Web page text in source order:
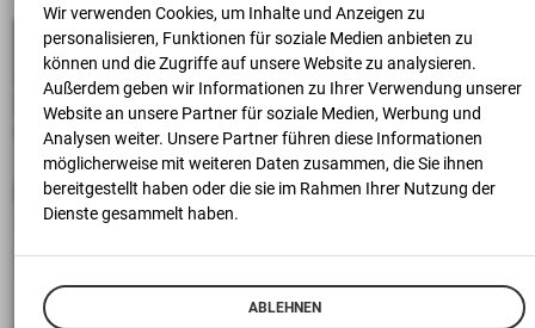
Wir verwenden Cookies, um Inhalte und Anzeigen zu
personalisieren, Funktionen für soziale Medien anbieten zu
können und die Zugriffe auf unsere Website zu analysieren.
Außerdem geben wir Informationen zu Ihrer Verwendung unserer
Website an unsere Partner für soziale Medien, Werbung und
Analysen weiter. Unsere Partner führen diese Informationen
möglicherweise mit weiteren Daten zusammen, die Sie ihnen
bereitgestellt haben oder die sie im Rahmen Ihrer Nutzung der
Dienste gesammelt haben.
ABLEHNEN